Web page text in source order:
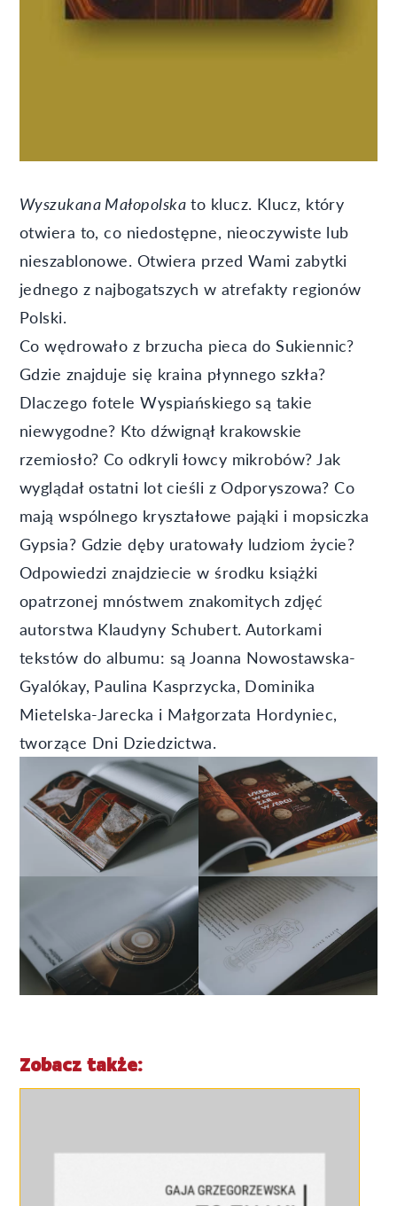
Wyszukana Małopolska to klucz. Klucz, który
otwiera to, co niedostępne, nieoczywiste lub
nieszablonowe. Otwiera przed Wami zabytki
jednego z najbogatszych w atrefakty regionów
Polski.
Co wędrowało z brzucha pieca do Sukiennic?
Gdzie znajduje się kraina płynnego szkła?
Dlaczego fotele Wyspiańskiego są takie
niewygodne? Kto dźwignął krakowskie
rzemiosło? Co odkryli łowcy mikrobów? Jak
wyglądał ostatni lot cieśli z Odporyszowa? Co
mają wspólnego kryształowe pająki i mopsiczka
Gypsia? Gdzie dęby uratowały ludziom życie?
Odpowiedzi znajdziecie w środku książki
opatrzonej mnóstwem znakomitych zdjęć
autorstwa Klaudyny Schubert. Autorkami
tekstów do albumu: są Joanna Nowostawska-
Gyalókay, Paulina Kasprzycka, Dominika
Mietelska-Jarecka i Małgorzata Hordyniec,
tworzące Dni Dziedzictwa.
Zobacz także: